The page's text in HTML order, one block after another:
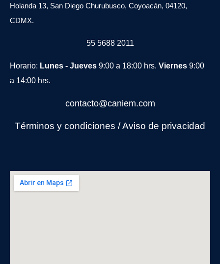
Holanda 13, San Diego Churubusco, Coyoacán, 04120,
CDMX.
55 5688 2011
Horario: Lunes - Jueves 9:00 a 18:00 hrs. Viernes 9:00
a 14:00 hrs.
contacto@caniem.com
Términos y condiciones /Aviso de privacidad